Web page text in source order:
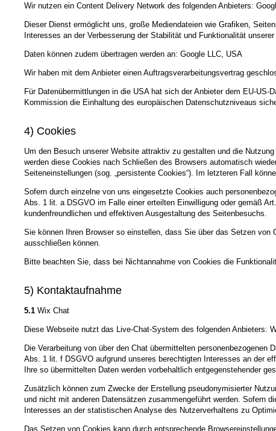
Wir nutzen ein Content Delivery Network des folgenden Anbieters:
Dieser Dienst ermöglicht uns, große Mediendateien wie Grafiken,
Interesses an der Verbesserung der Stabilität und Funktionalität
Daten können zudem übertragen werden an: Google LLC, USA
Wir haben mit dem Anbieter einen Auftragsverarbeitungsvertrag
Für Datenübermittlungen in die USA hat sich der Anbieter dem EU-
Kommission die Einhaltung des europäischen Datenschutzniveaus
4) Cookies
Um den Besuch unserer Website attraktiv zu gestalten und die
werden diese Cookies nach Schließen des Browsers automatisch
Seiteneinstellungen (sog. „persistente Cookies“). Im letzteren Fall
Sofern durch einzelne von uns eingesetzte Cookies auch
Abs. 1 lit. a DSGVO im Falle einer erteilten Einwilligung oder gemäß
kundenfreundlichen und effektiven Ausgestaltung des Seitenbesuchs.
Sie können Ihren Browser so einstellen, dass Sie über das Setzen von
ausschließen können.
Bitte beachten Sie, dass bei Nichtannahme von Cookies die
5) Kontaktaufnahme
5.1 Wix Chat
Diese Webseite nutzt das Live-Chat-System des folgenden Anbieters:
Die Verarbeitung von über den Chat übermittelten
Abs. 1 lit. f DSGVO aufgrund unseres berechtigten Interesses an der
Ihre so übermittelten Daten werden vorbehaltlich entgegenstehender
Zusätzlich können zum Zwecke der Erstellung pseudonymisierter
und nicht mit anderen Datensätzen zusammengeführt werden. Sofern
Interesses an der statistischen Analyse des Nutzerverhaltens zu
Das Setzen von Cookies kann durch entsprechende